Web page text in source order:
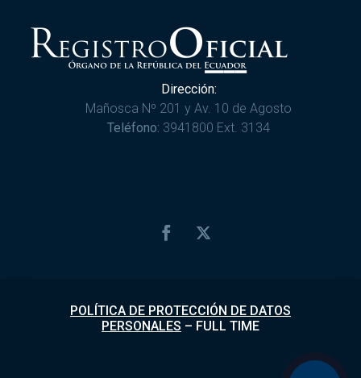
Dirección:
Mañosca Nº 201 y Av. 10 de Agosto
Teléfono: 3941800 Ext. 3134
POLÍTICA DE PROTECCIÓN DE DATOS
PERSONALES – FULL TIME